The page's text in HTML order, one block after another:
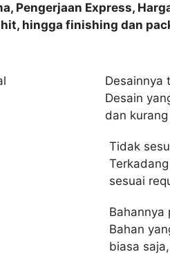
Pengerjaan Express,
hingga finishing dan
Desainnya
Desain
dan
Tidak
sesuai
Bahannya
Bahan
biasa